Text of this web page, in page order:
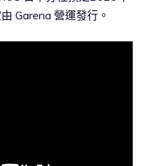
Garena 營運發行。